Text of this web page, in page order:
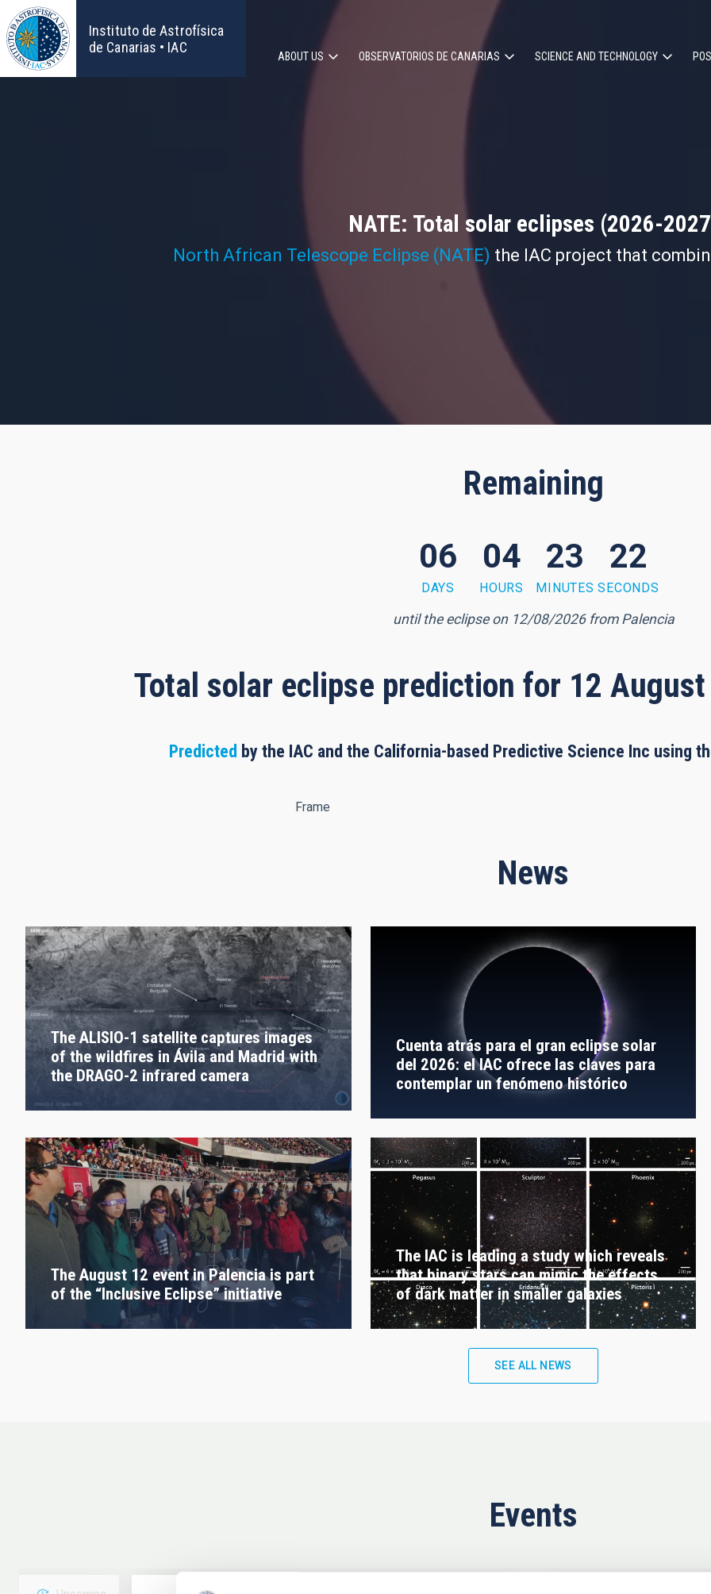
Skip
to
main
content
Instituto de Astrofísica
de Canarias • IAC
Main
ABOUT US OBSERVATORIOS DE CANARIAS SCIENCE AND TECHNOLOGY
NATE: Total solar eclipses (2026-
North African Telescope Eclipse (NATE) the IAC project that
Remaining
06
DAYS
04
HOURS
23
MINUTES
20
SECONDS
until the eclipse on 12/08/2026 from Palencia
Total solar eclipse prediction for 12
Predicted by the IAC and the California-based Predictive Science Inc using
Frame
News
The ALISIO-1 satellite captures images
of the wildfires in Ávila and Madrid with
the DRAGO-2 infrared camera
Cuenta atrás para el gran eclipse solar
del 2026: el IAC ofrece las claves para
contemplar un fenómeno histórico
The August 12 event in Palencia is part
of the “Inclusive Eclipse” initiative
The IAC is leading a study which reveals
that binary stars can mimic the effects
of dark matter in smaller galaxies
SEE ALL NEWS
Events